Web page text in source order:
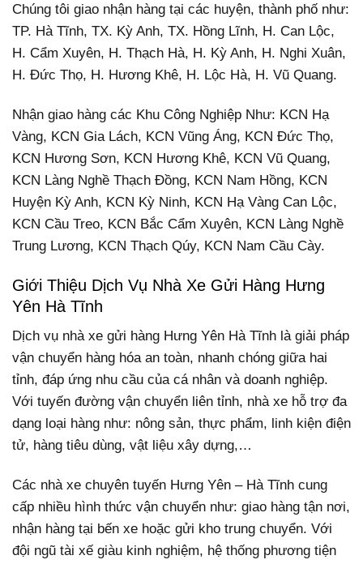
Chúng tôi giao nhận hàng tại các huyện, thành phố như:
TP. Hà Tĩnh, TX. Kỳ Anh, TX. Hồng Lĩnh, H. Can Lộc,
H. Cẩm Xuyên, H. Thạch Hà, H. Kỳ Anh, H. Nghi Xuân,
H. Đức Thọ, H. Hương Khê, H. Lộc Hà, H. Vũ Quang.
Nhận giao hàng các Khu Công Nghiệp Như: KCN Hạ
Vàng, KCN Gia Lách, KCN Vũng Áng, KCN Đức Thọ,
KCN Hương Sơn, KCN Hương Khê, KCN Vũ Quang,
KCN Làng Nghề Thạch Đồng, KCN Nam Hồng, KCN
Huyện Kỳ Anh, KCN Kỳ Ninh, KCN Hạ Vàng Can Lộc,
KCN Cầu Treo, KCN Bắc Cẩm Xuyên, KCN Làng Nghề
Trung Lương, KCN Thạch Qúy, KCN Nam Cầu Cày.
Giới Thiệu Dịch Vụ Nhà Xe Gửi Hàng Hưng
Yên Hà Tĩnh
Dịch vụ nhà xe gửi hàng Hưng Yên Hà Tĩnh là giải pháp
vận chuyển hàng hóa an toàn, nhanh chóng giữa hai
tỉnh, đáp ứng nhu cầu của cá nhân và doanh nghiệp.
Với tuyến đường vận chuyển liên tỉnh, nhà xe hỗ trợ đa
dạng loại hàng như: nông sản, thực phẩm, linh kiện điện
tử, hàng tiêu dùng, vật liệu xây dựng,…
Các nhà xe chuyên tuyến Hưng Yên – Hà Tĩnh cung
cấp nhiều hình thức vận chuyển như: giao hàng tận nơi,
nhận hàng tại bến xe hoặc gửi kho trung chuyển. Với
đội ngũ tài xế giàu kinh nghiệm, hệ thống phương tiện